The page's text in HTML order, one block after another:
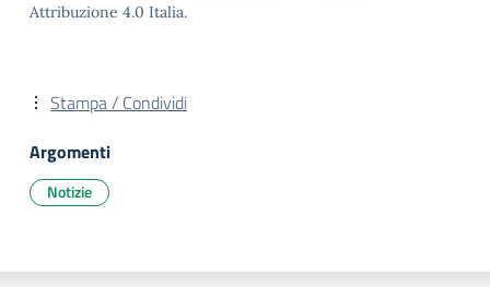
Attribuzione 4.0 Italia.
Stampa / Condividi
Argomenti
Notizie